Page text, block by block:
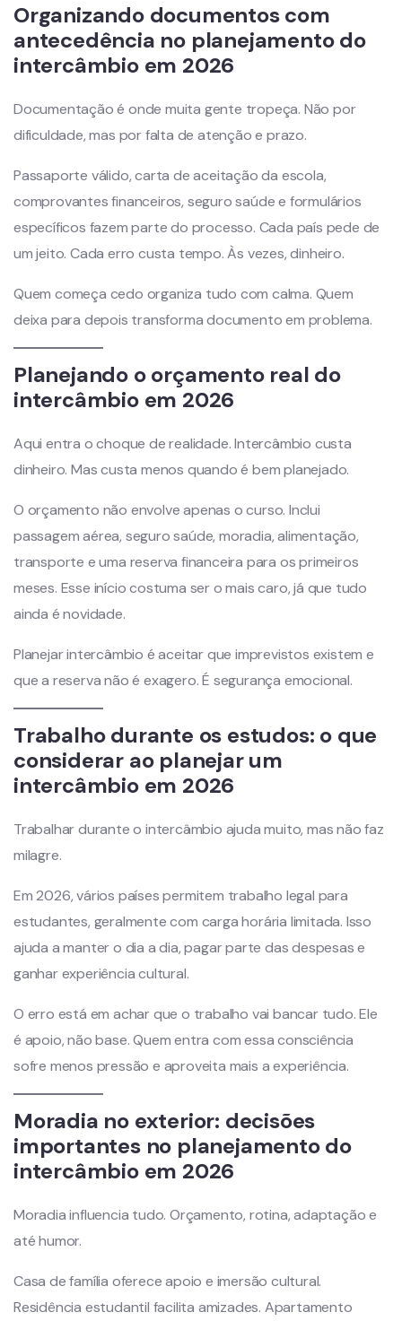
Organizando documentos com
antecedência no planejamento do
intercâmbio em 2026
Documentação é onde muita gente tropeça. Não por
dificuldade, mas por falta de atenção e prazo.
Passaporte válido, carta de aceitação da escola,
comprovantes financeiros, seguro saúde e formulários
específicos fazem parte do processo. Cada país pede de
um jeito. Cada erro custa tempo. Às vezes, dinheiro.
Quem começa cedo organiza tudo com calma. Quem
deixa para depois transforma documento em problema.
Planejando o orçamento real do
intercâmbio em 2026
Aqui entra o choque de realidade. Intercâmbio custa
dinheiro. Mas custa menos quando é bem planejado.
O orçamento não envolve apenas o curso. Inclui
passagem aérea, seguro saúde, moradia, alimentação,
transporte e uma reserva financeira para os primeiros
meses. Esse início costuma ser o mais caro, já que tudo
ainda é novidade.
Planejar intercâmbio é aceitar que imprevistos existem e
que a reserva não é exagero. É segurança emocional.
Trabalho durante os estudos: o que
considerar ao planejar um
intercâmbio em 2026
Trabalhar durante o intercâmbio ajuda muito, mas não faz
milagre.
Em 2026, vários países permitem trabalho legal para
estudantes, geralmente com carga horária limitada. Isso
ajuda a manter o dia a dia, pagar parte das despesas e
ganhar experiência cultural.
O erro está em achar que o trabalho vai bancar tudo. Ele
é apoio, não base. Quem entra com essa consciência
sofre menos pressão e aproveita mais a experiência.
Moradia no exterior: decisões
importantes no planejamento do
intercâmbio em 2026
Moradia influencia tudo. Orçamento, rotina, adaptação e
até humor.
Casa de família oferece apoio e imersão cultural.
Residência estudantil facilita amizades. Apartamento